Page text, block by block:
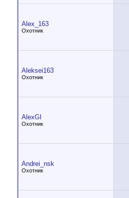
Alex_163
Охотник
Aleksei163
Охотник
AlexGI
Охотник
Andrei_nsk
Охотник